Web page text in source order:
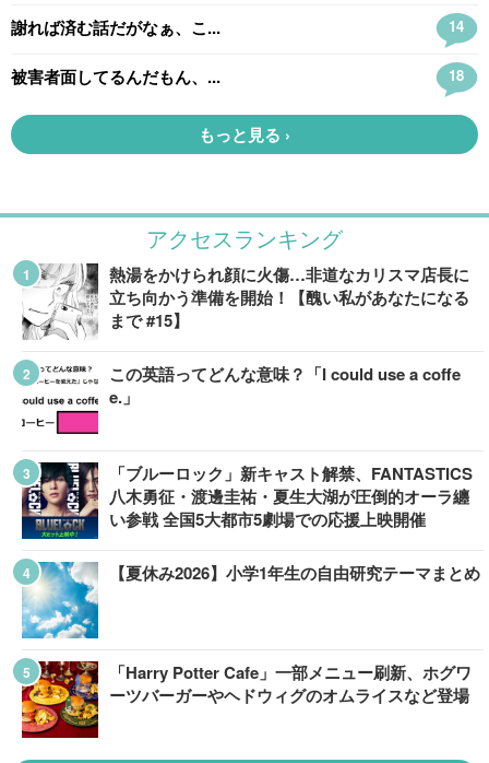
アクセスランキング
熱湯をかけられ顔に火傷…非道なカリスマ店長に
立ち向かう準備を開始！【醜い私があなたになる
まで #15】
この英語ってどんな意味？「I could use a coffe
e.」
「ブルーロック」新キャスト解禁、FANTASTICS
八木勇征・渡邊圭祐・夏生大湖が圧倒的オーラ纏
い参戦 全国5大都市5劇場での応援上映開催
【夏休み2026】小学1年生の自由研究テーマまとめ
「Harry Potter Cafe」一部メニュー刷新、ホグワ
ーツバーガーやヘドウィグのオムライスなど登場